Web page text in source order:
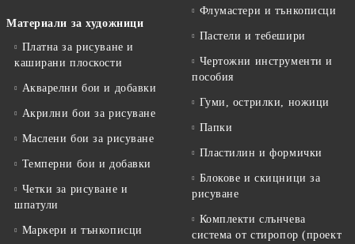
Материали за художници
Платна за рисуване и
каширани плоскости
Акварелни бои и добавки
Акрилни бои за рисуване
Маслени бои за рисуване
Темперни бои и добавки
Четки за рисуване и
шпатули
Маркери и тънкописци
Флумастери и тънкописци
Пастели и тебешири
Чертожни инструменти и
пособия
Гуми, острилки, ножици
Папки
Пластилин и формички
Блокове и скицници за
рисуване
Комплекти слънчева
система от стиропор (проект